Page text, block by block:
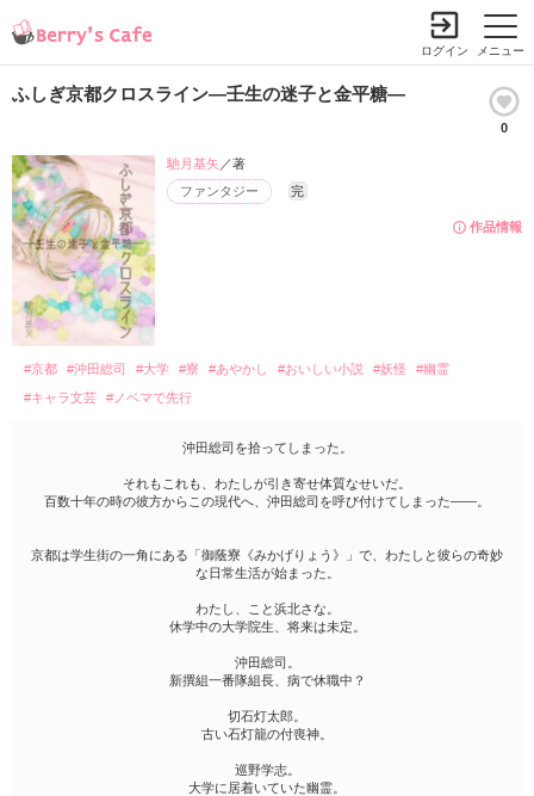
メニュー
ログイン
ふしぎ京都クロスライン―壬生の迷子と金平糖―
0
作品情報
ファンタジー 完
馳月基矢 ／著
#京都 #沖田総司 #大学 #寮 #あやかし #おいしい小説 #妖怪
#幽霊
#キャラ文芸
#ノベマで先行
沖田総司を拾ってしまった。
それもこれも、わたしが引き寄せ体質なせいだ。
百数十年の時の彼方からこの現代へ、沖田総司を呼び付けてしまった――。
京都は学生街の一角にある「御蔭寮《みかげりょう》」で、わたしと彼らの奇妙
な日常生活が始まった。
わたし、こと浜北さな。
休学中の大学院生、将来は未定。
沖田総司。
新撰組一番隊組長、病で休職中？
切石灯太郎。
古い石灯籠の付喪神。
巡野学志。
大学に居着いていた幽霊。